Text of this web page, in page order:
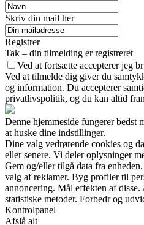
Skriv din mail her
Registrer
Tak – din tilmelding er registreret
Ved at fortsætte accepterer jeg
Ved at tilmelde dig giver du
og information. Du accepterer
privatlivspolitik, og du kan altid
Denne hjemmeside fungerer bedst
at huske dine indstillinger.
Dine valg vedrørende cookies og
eller senere. Vi deler oplysninger
Gem og/eller tilgå data fra
valg af reklamer. Byg profiler til
annoncering. Mål effekten af disse.
statistiske metoder. Forbedr og
Kontrolpanel
Afslå alt